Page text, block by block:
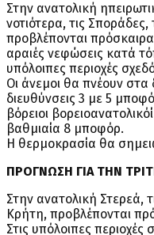
Στην ανατολική
νοτιότερα, τις
προβλέπονται
αραιές νεφώσεις κατά
υπόλοιπες περιοχές
Οι άνεμοι θα πνέουν στα
διευθύνσεις 3 με 5
βόρειοι
βαθμιαία 8 μποφόρ.
Η θερμοκρασία θα
ΠΡΟΓΝΩΣΗ ΓΙΑ ΤΗΝ
Στην ανατολική Στερεά,
Κρήτη, προβλέπονται
Στις υπόλοιπες περιοχές